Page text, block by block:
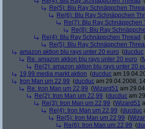
Re(5): Blu Ray Schnäppchen
Re(6): Blu Ray Schnäppchen
Re(7): Blu Ray Schnäppchen
Re(8): Blu Ray
Re(4): Blu Ray Schnäppchen Thread (
Re(5): Blu Ray Schnäppchen
amazon aktion blu rays unter 20 euro (ducduc
Re: amazon aktion blu rays unter 20 euro (
Re(2): amazon aktion blu rays unter 20
19,99 media markt aktion (ducduc am
Iron Man um 22,99 (ducduc am 29.04.2008,
Re: Iron Man um 22,99 (Wizard51 am
Re(2): Iron Man um 22,99 (ducduc am
Re(3): Iron Man um 22,99 (Wizard51
Re(4): Iron Man um 22,99 (ducduc
Re(5): Iron Man um 22,99 (
Re(6): Iron Man um 22,99 (